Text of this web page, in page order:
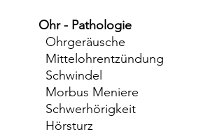
Ohr - Pathologie
Ohrgeräusche
Mittelohrentzündung
Schwindel
Morbus Meniere
Schwerhörigkeit
Hörsturz